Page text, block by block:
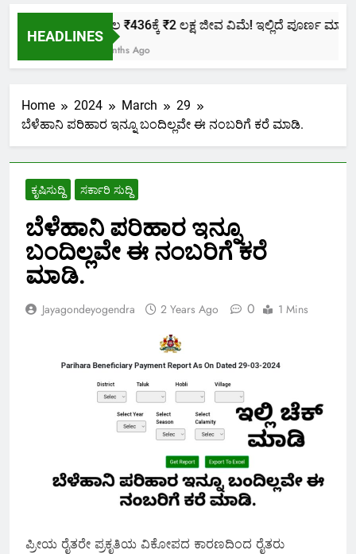
HEADLINES
ಕೇವಲ ₹436ಕ್ಕೆ ₹2 ಲಕ್ಷ ಜೀವ ವಿಮೆ! ಇಲ್ಲಿದೆ ಪೂರ್ಣ ಮಾಹಿತಿ.
2 Months Ago
Home 2024 March
29
ಬೆಳೆಹಾನಿ ಪರಿಹಾರ ಇನ್ನೂ ಬಂದಿಲ್ಲವೇ ಈ ನಂಬರಿಗೆ ಕರೆ ಮಾಡಿ.
ಕೃಷಿಸುದ್ದಿ ಸರ್ಕಾರಿ ಸುದ್ದಿ
ಬೆಳೆಹಾನಿ ಪರಿಹಾರ ಇನ್ನೂ
ಬಂದಿಲ್ಲವೇ ಈ ನಂಬರಿಗೆ ಕರೆ
ಮಾಡಿ.
Jayagondeyogendra 2 Years Ago 0 1 Mins
ಪ್ರೀಯ ರೈತರೇ ಪ್ರಕೃತಿಯ ವಿಕೋಪದ ಕಾರಣದಿಂದ ರೈತರು